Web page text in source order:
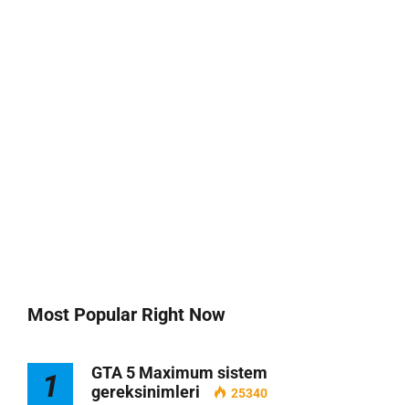
Most Popular Right Now
1
GTA 5 Maximum sistem
gereksinimleri
25340